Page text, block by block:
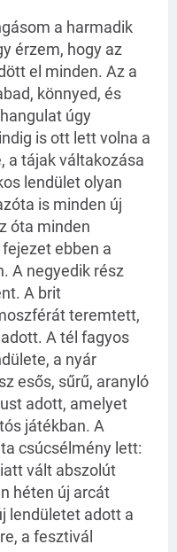
a harmadik
érzem, hogy az
el minden. Az a
könnyed, és
úgy
is ott lett volna a
a tájak váltakozása
lendület olyan
is minden új
óta minden
ebben a
A negyedik rész
A brit
teremtett,
A tél fagyos
a nyár
esős, sűrű, aranyló
adott, amelyet
játékban. A
csúcsélmény lett:
vált abszolút
héten új arcát
lendületet adott a
a fesztivál